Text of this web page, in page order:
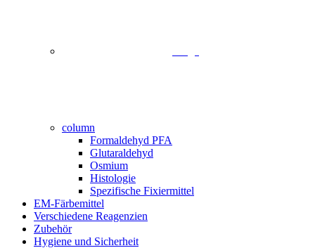
column
Formaldehyd PFA
Glutaraldehyd
Osmium
Histologie
Spezifische Fixiermittel
EM-Färbemittel
Verschiedene Reagenzien
Zubehör
Hygiene und Sicherheit